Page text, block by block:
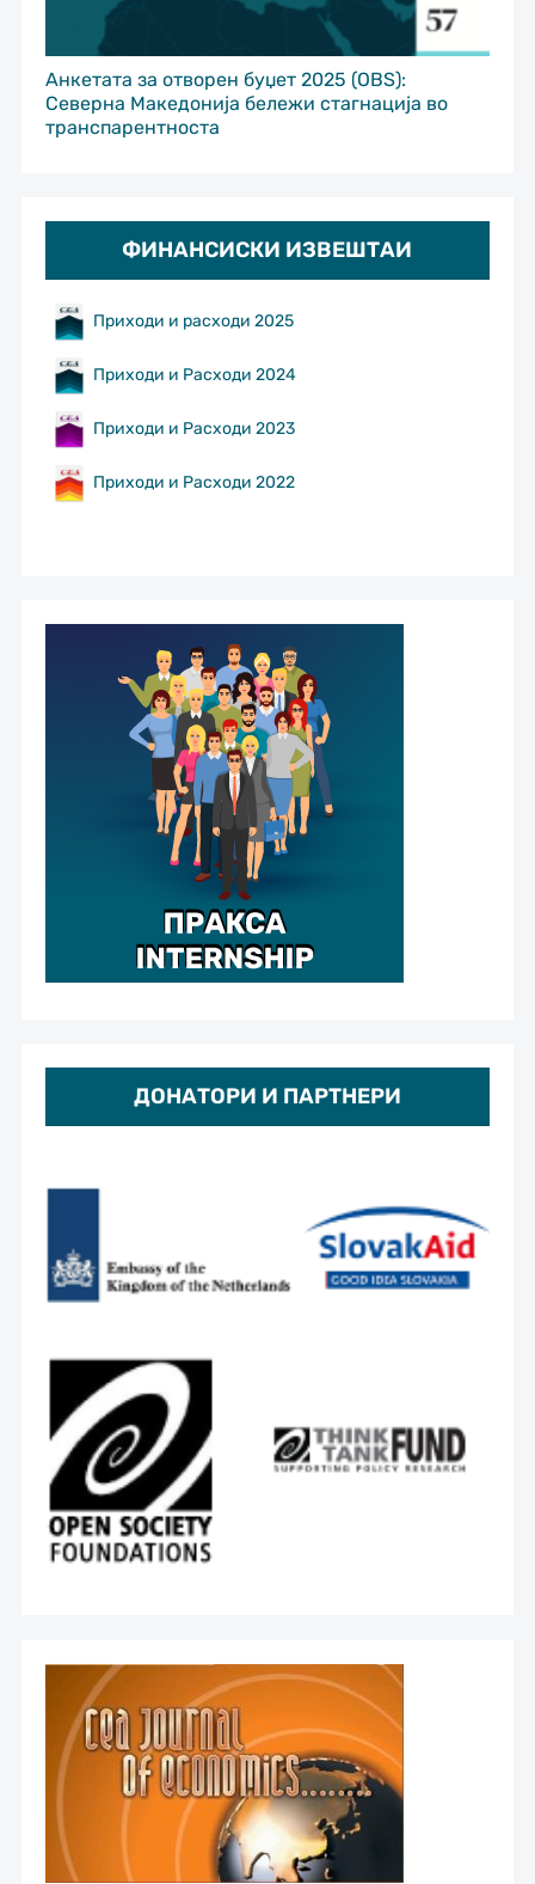
Анкетата за отворен буџет 2025 (OBS):
Северна Македонија бележи стагнација во
транспарентноста
ФИНАНСИСКИ ИЗВЕШТАИ
Приходи и расходи 2025
Приходи и Расходи 2024
Приходи и Расходи 2023
Приходи и Расходи 2022
ДОНАТОРИ И ПАРТНЕРИ